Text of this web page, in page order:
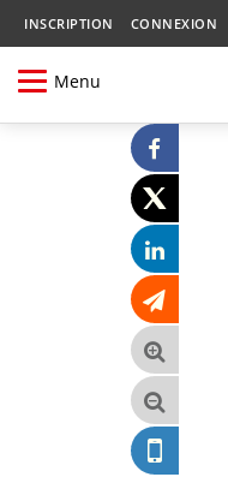
INSCRIPTION CONNEXION
Menu